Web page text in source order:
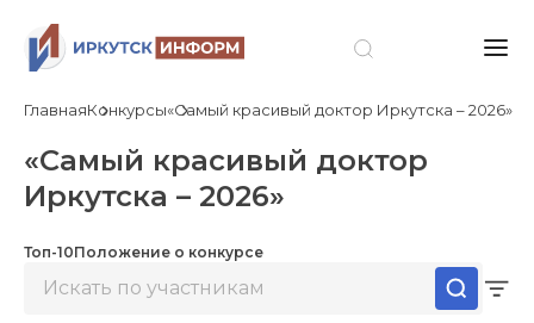
ГлавнаяКонкурсы«Самый красивый доктор Иркутска – 2026»
«Самый красивый доктор
Иркутска – 2026»
Топ-10Положение о конкурсе